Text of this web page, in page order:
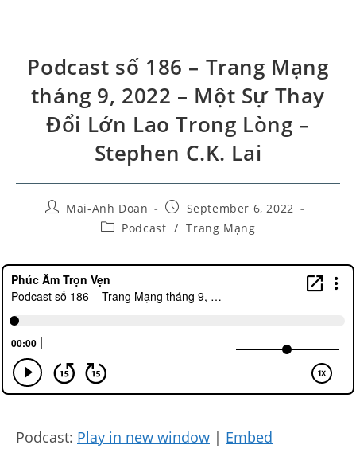
Podcast số 186 – Trang Mạng
tháng 9, 2022 – Một Sự Thay
Đổi Lớn Lao Trong Lòng –
Stephen C.K. Lai
Mai-Anh Doan
September 6, 2022
Podcast / Trang Mạng
Podcast: Play in new window | Embed